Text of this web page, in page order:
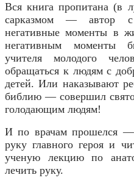
Вся книга пропитана (в
сарказмом — автор
негативные моменты в
негативным моменты
учителя молодого
обращаться к людям с
детей. Или наказывают
библию — совершил
голодающим людям!
И по врачам прошелся —
руку главного героя и
ученую лекцию по
лечить руку.